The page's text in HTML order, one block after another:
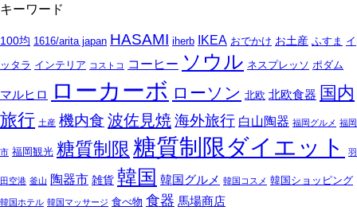
キーワード
100均 1616/arita japan HASAMI iherb IKEA おでかけ お土産 ふすま イ
ッタラ インテリア コストコ コーヒー ソウル ネスプレッソ ポダム
マルヒロ ローカーボ ローソン 北欧 北欧食器 国内
旅行 土産 機内食 波佐見焼 海外旅行 白山陶器 福岡グルメ 福岡
市 福岡観光 糖質制限 糖質制限ダイエット 羽
田空港 釜山 陶器市 雑貨 韓国 韓国グルメ 韓国コスメ 韓国ショッピング
韓国ホテル 韓国マッサージ 食べ物 食器 馬場商店